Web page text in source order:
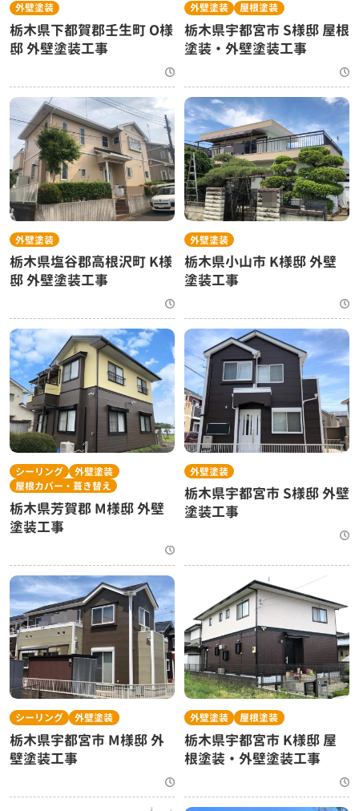
外壁塗装
栃木県下都賀郡壬生町 O様
邸 外壁塗装工事
外壁塗装 屋根塗装
栃木県宇都宮市 S様邸 屋根
塗装・外壁塗装工事
外壁塗装
栃木県塩谷郡高根沢町 K様
邸 外壁塗装工事
外壁塗装
栃木県小山市 K様邸 外壁
塗装工事
シーリング
外壁塗装
屋根カバー・葺き替え
栃木県芳賀郡 M様邸 外壁
塗装工事
外壁塗装
栃木県宇都宮市 S様邸 外壁
塗装工事
シーリング 外壁塗装
栃木県宇都宮市 M様邸 外
壁塗装工事
外壁塗装 屋根塗装
栃木県宇都宮市 K様邸 屋
根塗装・外壁塗装工事